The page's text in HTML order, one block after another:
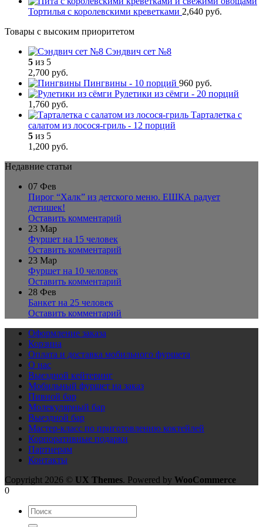
Тортилья с королевскими креветками 2,640 руб.
Товары с высоким приоритетом
Сэндвич сет №8
5 из 5
2,700 руб.
Пингвины - 10 порций 960 руб.
Рулетики из сёмги - 20 порций
1,760 руб.
Тарталетка с
салатом из лосося-гриль - 12 порций
5 из 5
1,200 руб.
Недавние статьи
07 Фев
Пирог “Халк” из детского меню. ЕШКА радует
детишек!
Оставить комментарий
23 Мар
Фуршет на 15 человек
Оставить комментарий
23 Мар
Фуршет на 10 человек
Оставить комментарий
28 Фев
Банкет на 25 человек
Оставить комментарий
Оформление заказа
Корзина
Оплата и доставка мобильного фуршета
О нас
Выездной кейтеринг
Мобильный фуршет на заказ
Пивной бар
Молекулярный бар
Выездной бар
Мастер-класс по приготовлению коктейлей
Корпоративные подарки
Партнерам
Контакты
Copyright 2026 © UX Themes. Powered by WooCommerce
0